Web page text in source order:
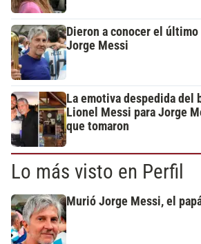
Dieron a conocer el
Jorge Messi
La emotiva despedida del
Lionel Messi para Jorge
que tomaron
Lo más visto en Perfil
Murió Jorge Messi, el